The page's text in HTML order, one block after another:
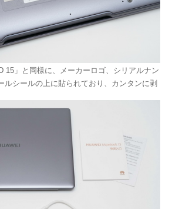
15」と同様に、メーカーロゴ、シリアルナン
ルシールの上に貼られており、カンタンに剥